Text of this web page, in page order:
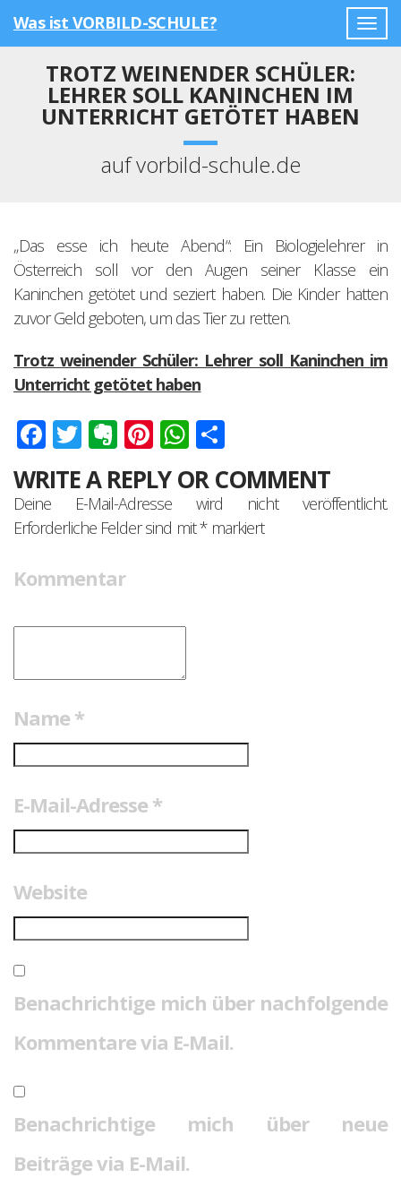
Was ist VORBILD-SCHULE?
TROTZ WEINENDER SCHÜLER:
LEHRER SOLL KANINCHEN IM
UNTERRICHT GETÖTET HABEN
auf vorbild-schule.de
„Das esse ich heute Abend“: Ein Biologielehrer in
Österreich soll vor den Augen seiner Klasse ein
Kaninchen getötet und seziert haben. Die Kinder hatten
zuvor Geld geboten, um das Tier zu retten.
Trotz weinender Schüler: Lehrer soll Kaninchen im
Unterricht getötet haben
Facebook
Twitter
Evernote
Pinterest
WhatsApp
WRITE A REPLY OR COMMENT
Deine E-Mail-Adresse wird nicht veröffentlicht.
Erforderliche Felder sind mit*markiert
Kommentar
Name *
E-Mail-Adresse *
Website
Benachrichtige mich über nachfolgende
Kommentare via E-Mail.
Benachrichtige mich über neue
Beiträge via E-Mail.